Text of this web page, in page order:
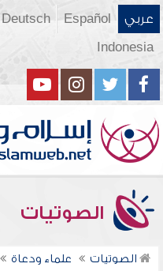
عربي Español
Deutsch
Indonesia
الصوتيات
الصوتيات علماء ودعاة